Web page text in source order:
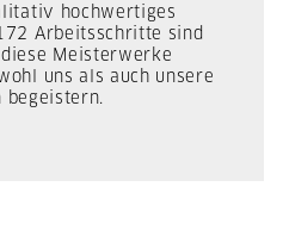
hochwertiges
Arbeitsschritte sind
Meisterwerke
uns als auch unsere
begeistern.